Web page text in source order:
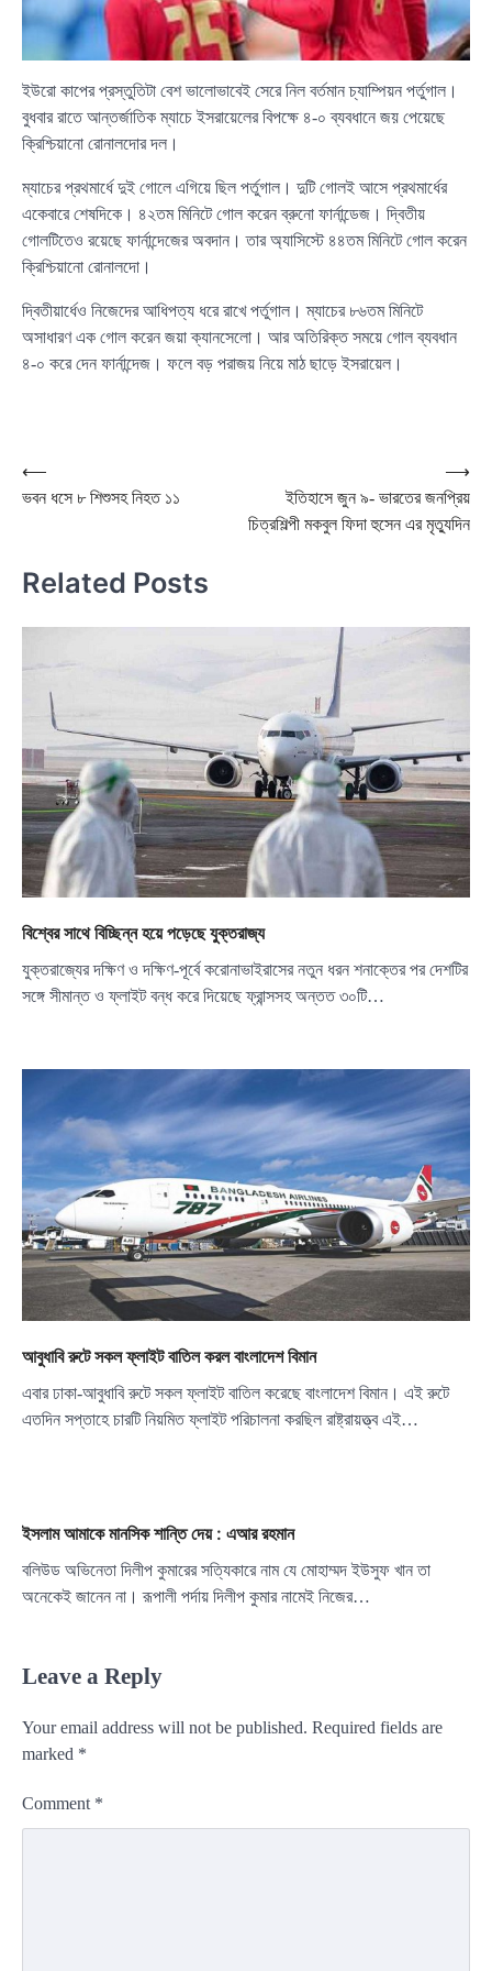
ইউরো কাপের প্রস্তুতিটা বেশ ভালোভাবেই সেরে নিল বর্তমান চ্যাম্পিয়ন পর্তুগাল।
বুধবার রাতে আন্তর্জাতিক ম্যাচে ইসরায়েলের বিপক্ষে ৪-০ ব্যবধানে জয় পেয়েছে
ক্রিশ্চিয়ানো রোনালদোর দল।
ম্যাচের প্রথমার্ধে দুই গোলে এগিয়ে ছিল পর্তুগাল। দুটি গোলই আসে প্রথমার্ধের
একেবারে শেষদিকে। ৪২তম মিনিটে গোল করেন ব্রুনো ফার্নান্ডেজ। দ্বিতীয়
গোলটিতেও রয়েছে ফার্নান্দেজের অবদান। তার অ্যাসিস্টে ৪৪তম মিনিটে গোল করেন
ক্রিশ্চিয়ানো রোনালদো।
দ্বিতীয়ার্ধেও নিজেদের আধিপত্য ধরে রাখে পর্তুগাল। ম্যাচের ৮৬তম মিনিটে
অসাধারণ এক গোল করেন জয়া ক্যানসেলো। আর অতিরিক্ত সময়ে গোল ব্যবধান
৪-০ করে দেন ফার্নান্দেজ। ফলে বড় পরাজয় নিয়ে মাঠ ছাড়ে ইসরায়েল।
Post
navigation
⟵
ভবন ধসে ৮ শিশুসহ নিহত ১১
ইতিহাসে জুন ৯- ভারতের জনপ্রিয়
চিত্রশিল্পী মকবুল ফিদা হুসেন এর মৃত্যুদিন
⟶
Related Posts
বিশ্বের সাথে বিচ্ছিন্ন হয়ে পড়েছে যুক্তরাজ্য
যুক্তরাজ্যের দক্ষিণ ও দক্ষিণ-পূর্বে করোনাভাইরাসের নতুন ধরন শনাক্তের পর দেশটির
সঙ্গে সীমান্ত ও ফ্লাইট বন্ধ করে দিয়েছে ফ্রান্সসহ অন্তত ৩০টি…
আবুধাবি রুটে সকল ফ্লাইট বাতিল করল বাংলাদেশ বিমান
এবার ঢাকা-আবুধাবি রুটে সকল ফ্লাইট বাতিল করেছে বাংলাদেশ বিমান। এই রুটে
এতদিন সপ্তাহে চারটি নিয়মিত ফ্লাইট পরিচালনা করছিল রাষ্ট্রায়ত্ত্ব এই…
ইসলাম আমাকে মানসিক শান্তি দেয় : এআর রহমান
বলিউড অভিনেতা দিলীপ কুমারের সত্যিকারে নাম যে মোহাম্মদ ইউসুফ খান তা
অনেকেই জানেন না। রূপালী পর্দায় দিলীপ কুমার নামেই নিজের…
Leave a Reply
Your email address will not be published. Required fields are
marked *
Comment *